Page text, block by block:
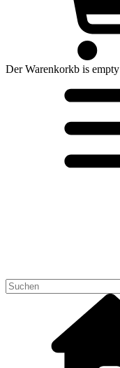
Der Warenkorkb is empty